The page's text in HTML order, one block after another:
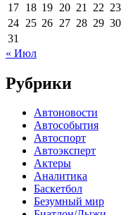
17 18 19 20 21 22 23
24 25 26 27 28 29 30
31
« Июл
Рубрики
Автоновости
Автособытия
Автоспорт
Автоэксперт
Актеры
Аналитика
Баскетбол
Безумный мир